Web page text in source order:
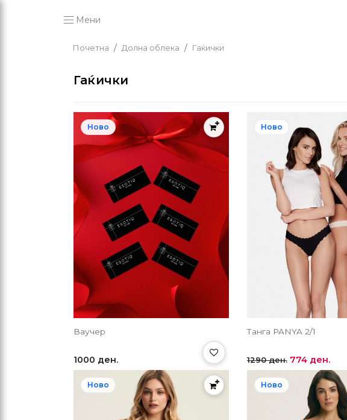
Мени
Почетна Долна облека Гаќички
Гаќички
Ново
Ваучер
1000 ден.
Ново
Танга PANYA 2/1
1290 ден. 774 ден.
Ново Ново